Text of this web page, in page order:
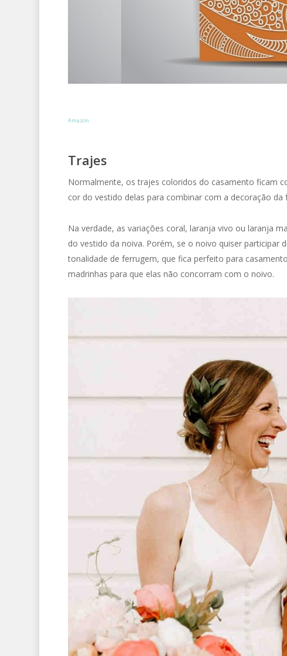
Amazon
Trajes
Normalmente, os trajes coloridos do casamento ficam
cor do vestido delas para combinar com a decoração da
Na verdade, as variações coral, laranja vivo ou laranja
do vestido da noiva. Porém, se o noivo quiser
tonalidade de ferrugem, que fica perfeito para
madrinhas para que elas não concorram com o noivo.